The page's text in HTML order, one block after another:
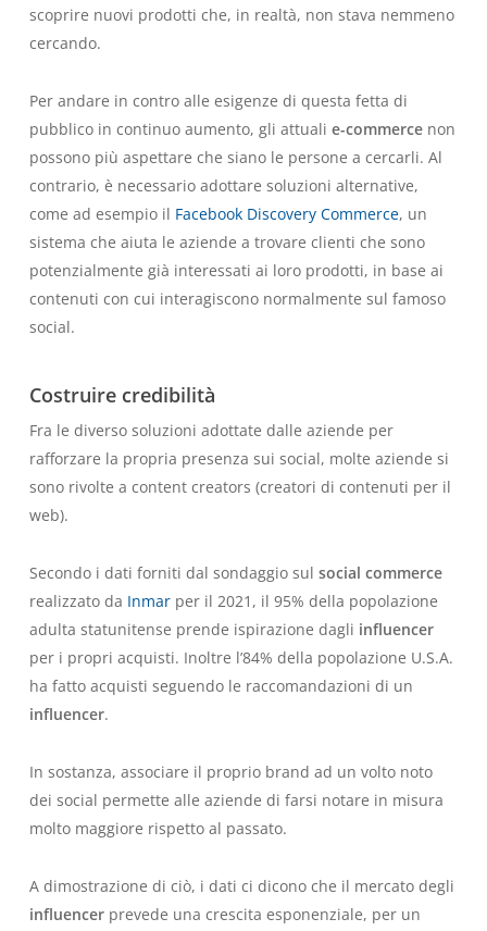
scoprire nuovi prodotti che, in realtà, non stava nemmeno
cercando.
Per andare in contro alle esigenze di questa fetta di
pubblico in continuo aumento, gli attuali e-commercenon
possono più aspettare che siano le persone a cercarli. Al
contrario, è necessario adottare soluzioni alternative,
come ad esempio il Facebook Discovery Commerce, un
sistema che aiuta le aziende a trovare clienti che sono
potenzialmente già interessati ai loro prodotti, in base ai
contenuti con cui interagiscono normalmente sul famoso
social.
Costruire credibilità
Fra le diverso soluzioni adottate dalle aziende per
rafforzare la propria presenza sui social, molte aziende si
sono rivolte a content creators (creatori di contenuti per il
web).
Secondo i dati forniti dal sondaggio sul social commerce
realizzato da Inmarper il 2021, il 95% della popolazione
adulta statunitense prende ispirazione dagli influencer
per i propri acquisti. Inoltre l’84% della popolazione U.S.A.
ha fatto acquisti seguendo le raccomandazioni di un
influencer.
In sostanza, associare il proprio brand ad un volto noto
dei social permette alle aziende di farsi notare in misura
molto maggiore rispetto al passato.
A dimostrazione di ciò, i dati ci dicono che il mercato degli
influencer prevede una crescita esponenziale, per un